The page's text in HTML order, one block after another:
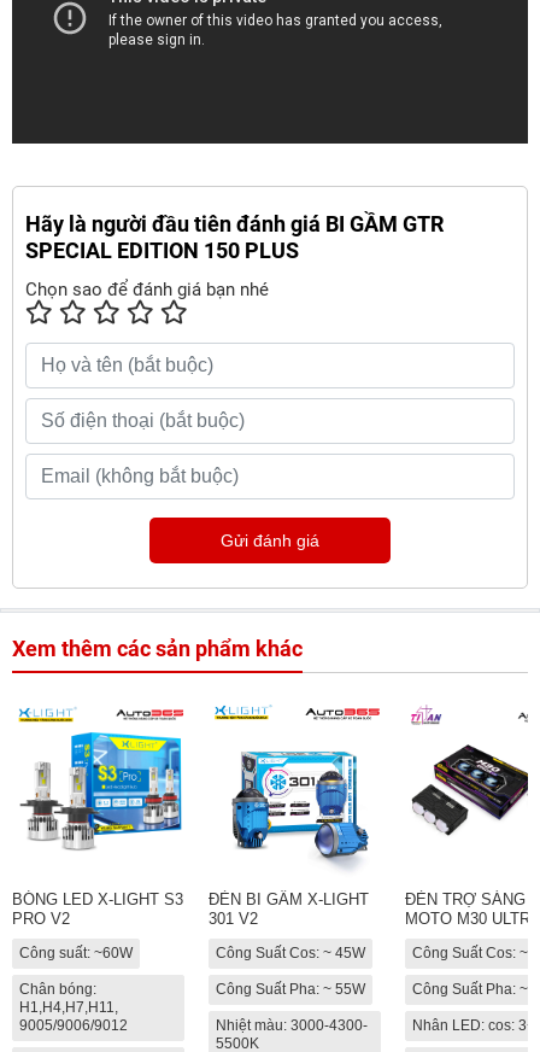
Hãy là người đầu tiên đánh giá BI GẦM GTR
SPECIAL EDITION 150 PLUS
Chọn sao để đánh giá bạn nhé
Gửi đánh giá
Xem thêm các sản phẩm khác
BÓNG LED X-LIGHT S3
PRO V2
Công suất: ~60W
Chân bóng:
H1,H4,H7,H11,
9005/9006/9012
ĐÈN BI GẦM X-LIGHT
301 V2
Công Suất Cos: ~ 45W
Công Suất Pha: ~ 55W
Nhiệt màu: 3000-4300-
5500K
ĐÈN TRỢ SÁNG
MOTO M30
Công Suất Cos:
Công Suất Pha:
Nhân LED: cos: